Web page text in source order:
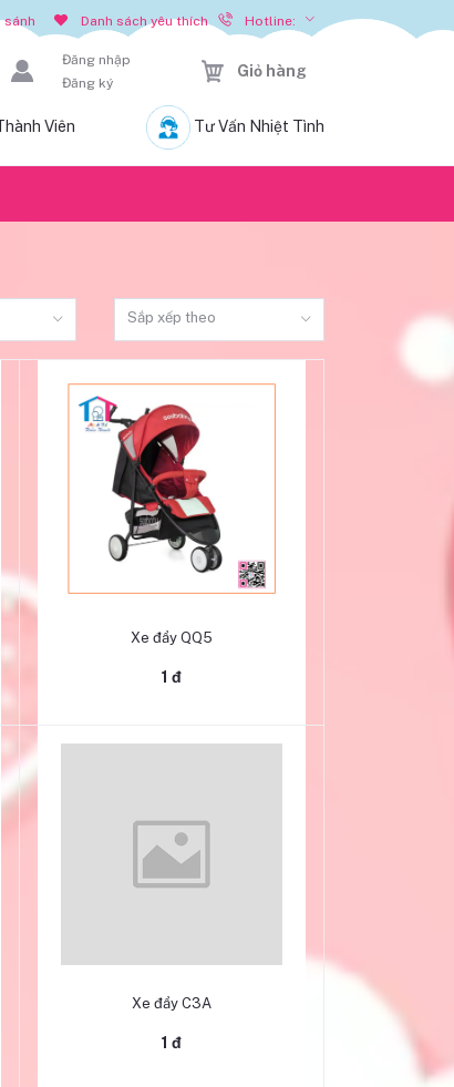
sánh Danh sách yêu thích Hotline:
Đăng nhập
Đăng ký
Giỏ hàng
Viên Tư Vấn Nhiệt Tình
Sắp xếp theo
Xe đẩy QQ5
1 đ
Xe đẩy C3A
1 đ